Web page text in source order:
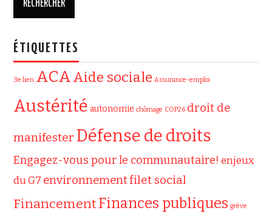
ÉTIQUETTES
3e lien ACAAide sociale Assurance-emploi
Austérité autonomie chômage COP26 droit de
manifester Défense de droits
Engagez-vous pour le communautaire! enjeux
du G7 environnementfilet social
FinancementFinances publiques grève